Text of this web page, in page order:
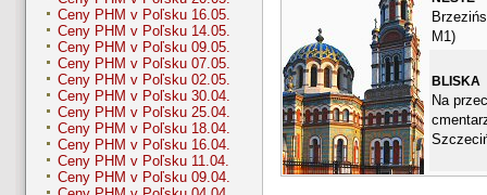
Ceny PHM v Poľsku 16.05.
Ceny PHM v Poľsku 14.05.
Ceny PHM v Poľsku 09.05.
Ceny PHM v Poľsku 07.05.
Ceny PHM v Poľsku 02.05.
Ceny PHM v Poľsku 30.04.
Ceny PHM v Poľsku 25.04.
Ceny PHM v Poľsku 18.04.
Ceny PHM v Poľsku 16.04.
Ceny PHM v Poľsku 11.04.
Ceny PHM v Poľsku 09.04.
M1)
BLISKA
Na